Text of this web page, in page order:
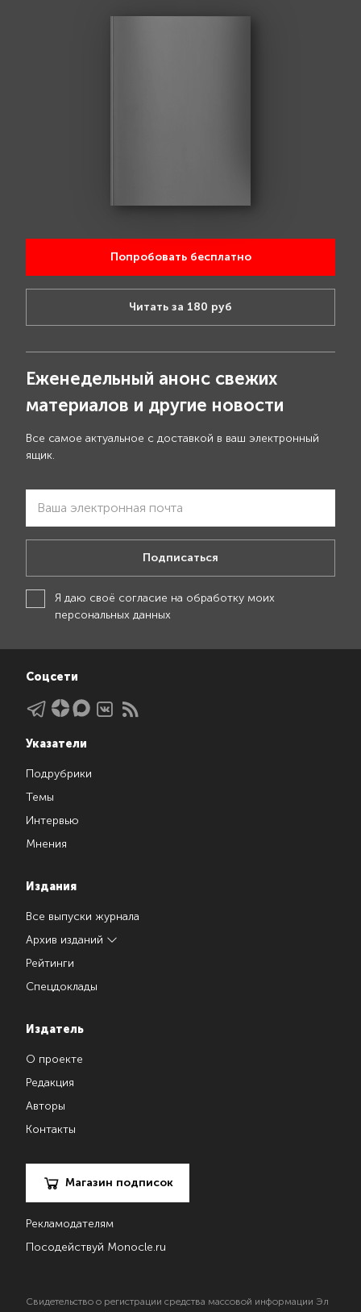
Попробовать бесплатно
Читать за 180 руб
Еженедельный анонс свежих
материалов и другие новости
Все самое актуальное с доставкой в ваш электронный
ящик.
Подписаться
Я даю своё согласие на обработку моих
персональных данных
Соцсети
Указатели
Подрубрики
Темы
Интервью
Мнения
Издания
Все выпуски журнала
Архив изданий
Рейтинги
Спецдоклады
Издатель
О проекте
Редакция
Авторы
Контакты
Магазин подписок
Рекламодателям
Посодействуй Monocle.ru
Свидетельство о регистрации средства массовой информации Эл